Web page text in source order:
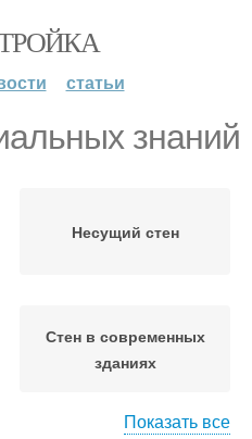
статьи
знаний
Несущий стен
Стен в современных
зданиях
Показать все